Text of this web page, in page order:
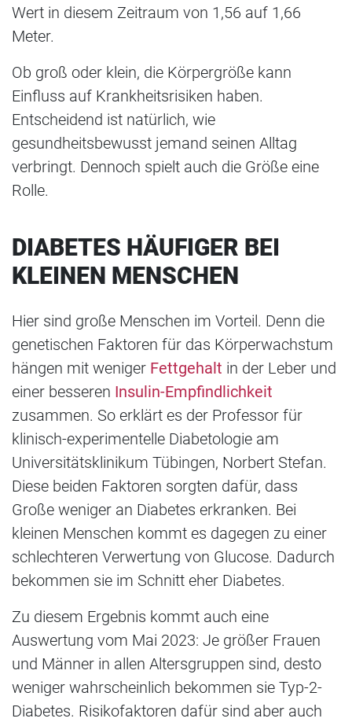
Wert in diesem Zeitraum von 1,56 auf 1,66
Meter.
Ob groß oder klein, die Körpergröße kann
Einfluss auf Krankheitsrisiken haben.
Entscheidend ist natürlich, wie
gesundheitsbewusst jemand seinen Alltag
verbringt. Dennoch spielt auch die Größe eine
Rolle.
DIABETES HÄUFIGER BEI
KLEINEN MENSCHEN
Hier sind große Menschen im Vorteil. Denn die
genetischen Faktoren für das Körperwachstum
hängen mit weniger Fettgehalt in der Leber und
einer besseren Insulin-Empfindlichkeit
zusammen. So erklärt es der Professor für
klinisch-experimentelle Diabetologie am
Universitätsklinikum Tübingen, Norbert Stefan.
Diese beiden Faktoren sorgten dafür, dass
Große weniger an Diabetes erkranken. Bei
kleinen Menschen kommt es dagegen zu einer
schlechteren Verwertung von Glucose. Dadurch
bekommen sie im Schnitt eher Diabetes.
Zu diesem Ergebnis kommt auch eine
Auswertung vom Mai 2023: Je größer Frauen
und Männer in allen Altersgruppen sind, desto
weniger wahrscheinlich bekommen sie Typ-2-
Diabetes. Risikofaktoren dafür sind aber auch